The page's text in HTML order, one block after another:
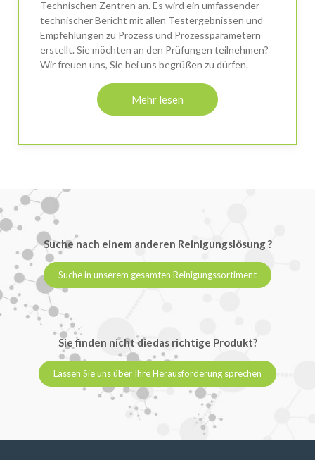
Technischen Zentren an. Es wird ein umfassender
technischer Bericht mit allen Testergebnissen und
Empfehlungen zu Prozess und Prozessparametern
erstellt. Sie möchten an den Prüfungen teilnehmen?
Wir freuen uns, Sie bei uns begrüßen zu dürfen.
Mehr lesen
Suche nach einem anderen Reinigungslösung ?
Suche in unserem gesamten Reinigungssortiment
Sie finden nicht diedas richtige Produkt?
Lassen Sie uns über Ihre Herausforderung sprechen